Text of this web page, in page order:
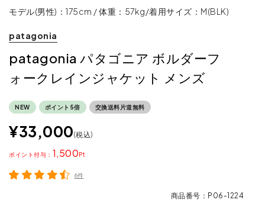
モデル(男性)：175cm / 体重：57kg/着用サイズ：M(BLK)
patagonia
patagonia パタゴニア ボルダーフ
ォークレインジャケット メンズ
NEW ポイント5倍 交換送料片道無料
¥33,000 税込
1,500
ポイント
6件
商品番号 P06-1224